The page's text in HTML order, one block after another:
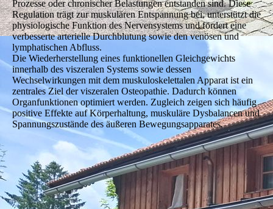
Prozesse oder chronischer Belastungen entstanden sind. Diese
Regulation trägt zur muskulären Entspannung bei, unterstützt die
physiologische Funktion des Nervensystems und fördert eine
verbesserte arterielle Durchblutung sowie den venösen und
lymphatischen Abfluss.
Die Wiederherstellung eines funktionellen Gleichgewichts
innerhalb des viszeralen Systems sowie dessen
Wechselwirkungen mit dem muskuloskelettalen Apparat ist ein
zentrales Ziel der viszeralen Osteopathie. Dadurch können
Organfunktionen optimiert werden. Zugleich zeigen sich häufig
positive Effekte auf Körperhaltung, muskuläre Dysbalancen und
Spannungszustände des äußeren Bewegungsapparates.